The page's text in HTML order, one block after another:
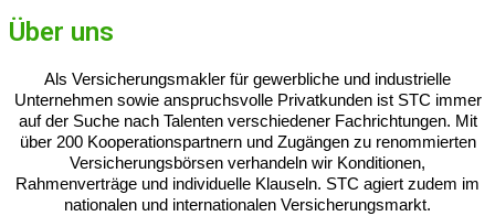
Über uns
Als Versicherungsmakler für gewerbliche und industrielle
Unternehmen sowie anspruchsvolle Privatkunden ist STC immer
auf der Suche nach Talenten verschiedener Fachrichtungen. Mit
über 200 Kooperationspartnern und Zugängen zu renommierten
Versicherungsbörsen verhandeln wir Konditionen,
Rahmenverträge und individuelle Klauseln. STC agiert zudem im
nationalen und internationalen Versicherungsmarkt.